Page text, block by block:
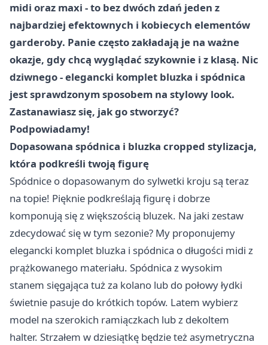
midi oraz maxi - to bez dwóch zdań jeden z
najbardziej efektownych i kobiecych elementów
garderoby. Panie często zakładają je na ważne
okazje, gdy chcą wyglądać szykownie i z klasą. Nic
dziwnego - elegancki komplet bluzka i spódnica
jest sprawdzonym sposobem na stylowy look.
Zastanawiasz się, jak go stworzyć?
Podpowiadamy!
Dopasowana spódnica i bluzka cropped stylizacja,
która podkreśli twoją figurę
Spódnice o dopasowanym do sylwetki kroju są teraz
na topie! Pięknie podkreślają figurę i dobrze
komponują się z większością bluzek. Na jaki zestaw
zdecydować się w tym sezonie? My proponujemy
elegancki komplet bluzka i spódnica o długości midi z
prążkowanego materiału. Spódnica z wysokim
stanem sięgająca tuż za kolano lub do połowy łydki
świetnie pasuje do krótkich topów. Latem wybierz
model na szerokich ramiączkach lub z dekoltem
halter. Strzałem w dziesiątkę będzie też asymetryczna